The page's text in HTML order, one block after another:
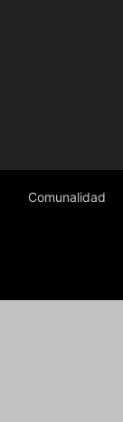
Comunalidad